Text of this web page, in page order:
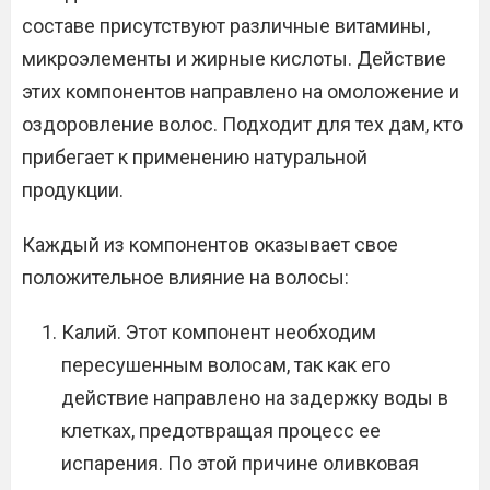
составе присутствуют различные витамины,
микроэлементы и жирные кислоты. Действие
этих компонентов направлено на омоложение и
оздоровление волос. Подходит для тех дам, кто
прибегает к применению натуральной
продукции.
Каждый из компонентов оказывает свое
положительное влияние на волосы:
Калий. Этот компонент необходим
пересушенным волосам, так как его
действие направлено на задержку воды в
клетках, предотвращая процесс ее
испарения. По этой причине оливковая